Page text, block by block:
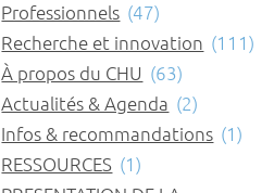
Professionnels (47)
Recherche et innovation (111)
À propos du CHU (63)
Actualités & Agenda (2)
Infos & recommandations (1)
RESSOURCES (1)